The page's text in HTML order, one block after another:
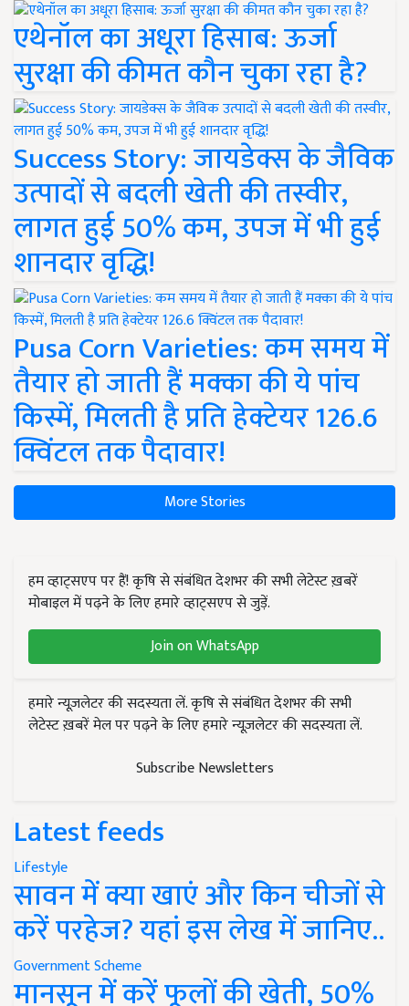
एथेनॉल का अधूरा हिसाब: ऊर्जा
सुरक्षा की कीमत कौन चुका रहा है?
Success Story: जायडेक्स के जैविक
उत्पादों से बदली खेती की तस्वीर,
लागत हुई 50% कम, उपज में भी हुई
शानदार वृद्धि!
Pusa Corn Varieties: कम समय में
तैयार हो जाती हैं मक्का की ये पांच
किस्में, मिलती है प्रति हेक्टेयर 126.6
क्विंटल तक पैदावार!
More Stories
हम व्हाट्सएप पर हैं! कृषि से संबंधित देशभर की सभी लेटेस्ट ख़बरें
मोबाइल में पढ़ने के लिए हमारे व्हाट्सएप से जुड़ें.
Join on WhatsApp
हमारे न्यूज़लेटर की सदस्यता लें. कृषि से संबंधित देशभर की सभी
लेटेस्ट ख़बरें मेल पर पढ़ने के लिए हमारे न्यूज़लेटर की सदस्यता लें.
Subscribe Newsletters
Latest feeds
Lifestyle
सावन में क्या खाएं और किन चीजों से
करें परहेज? यहां इस लेख में जानिए..
Government Scheme
मानसून में करें फूलों की खेती, 50%